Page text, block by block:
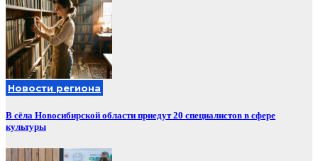
Новости региона
В сёла Новосибирской области приедут 20 специалистов в сфере
культуры